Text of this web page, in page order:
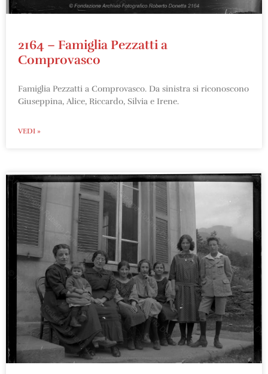
2164 – Famiglia Pezzatti a
Comprovasco
Famiglia Pezzatti a Comprovasco. Da sinistra si riconoscono
Giuseppina, Alice, Riccardo, Silvia e Irene.
VEDI »